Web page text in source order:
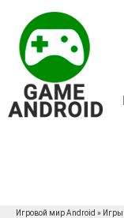
Игровой мир Android » Игры